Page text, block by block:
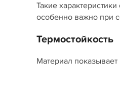
Такие
особенно важно при
Термостойкость
Материал показывает